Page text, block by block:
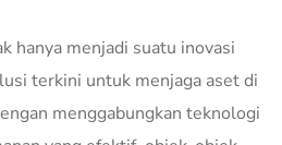
hanya menjadi suatu inovasi
terkini untuk menjaga aset di
menggabungkan teknologi